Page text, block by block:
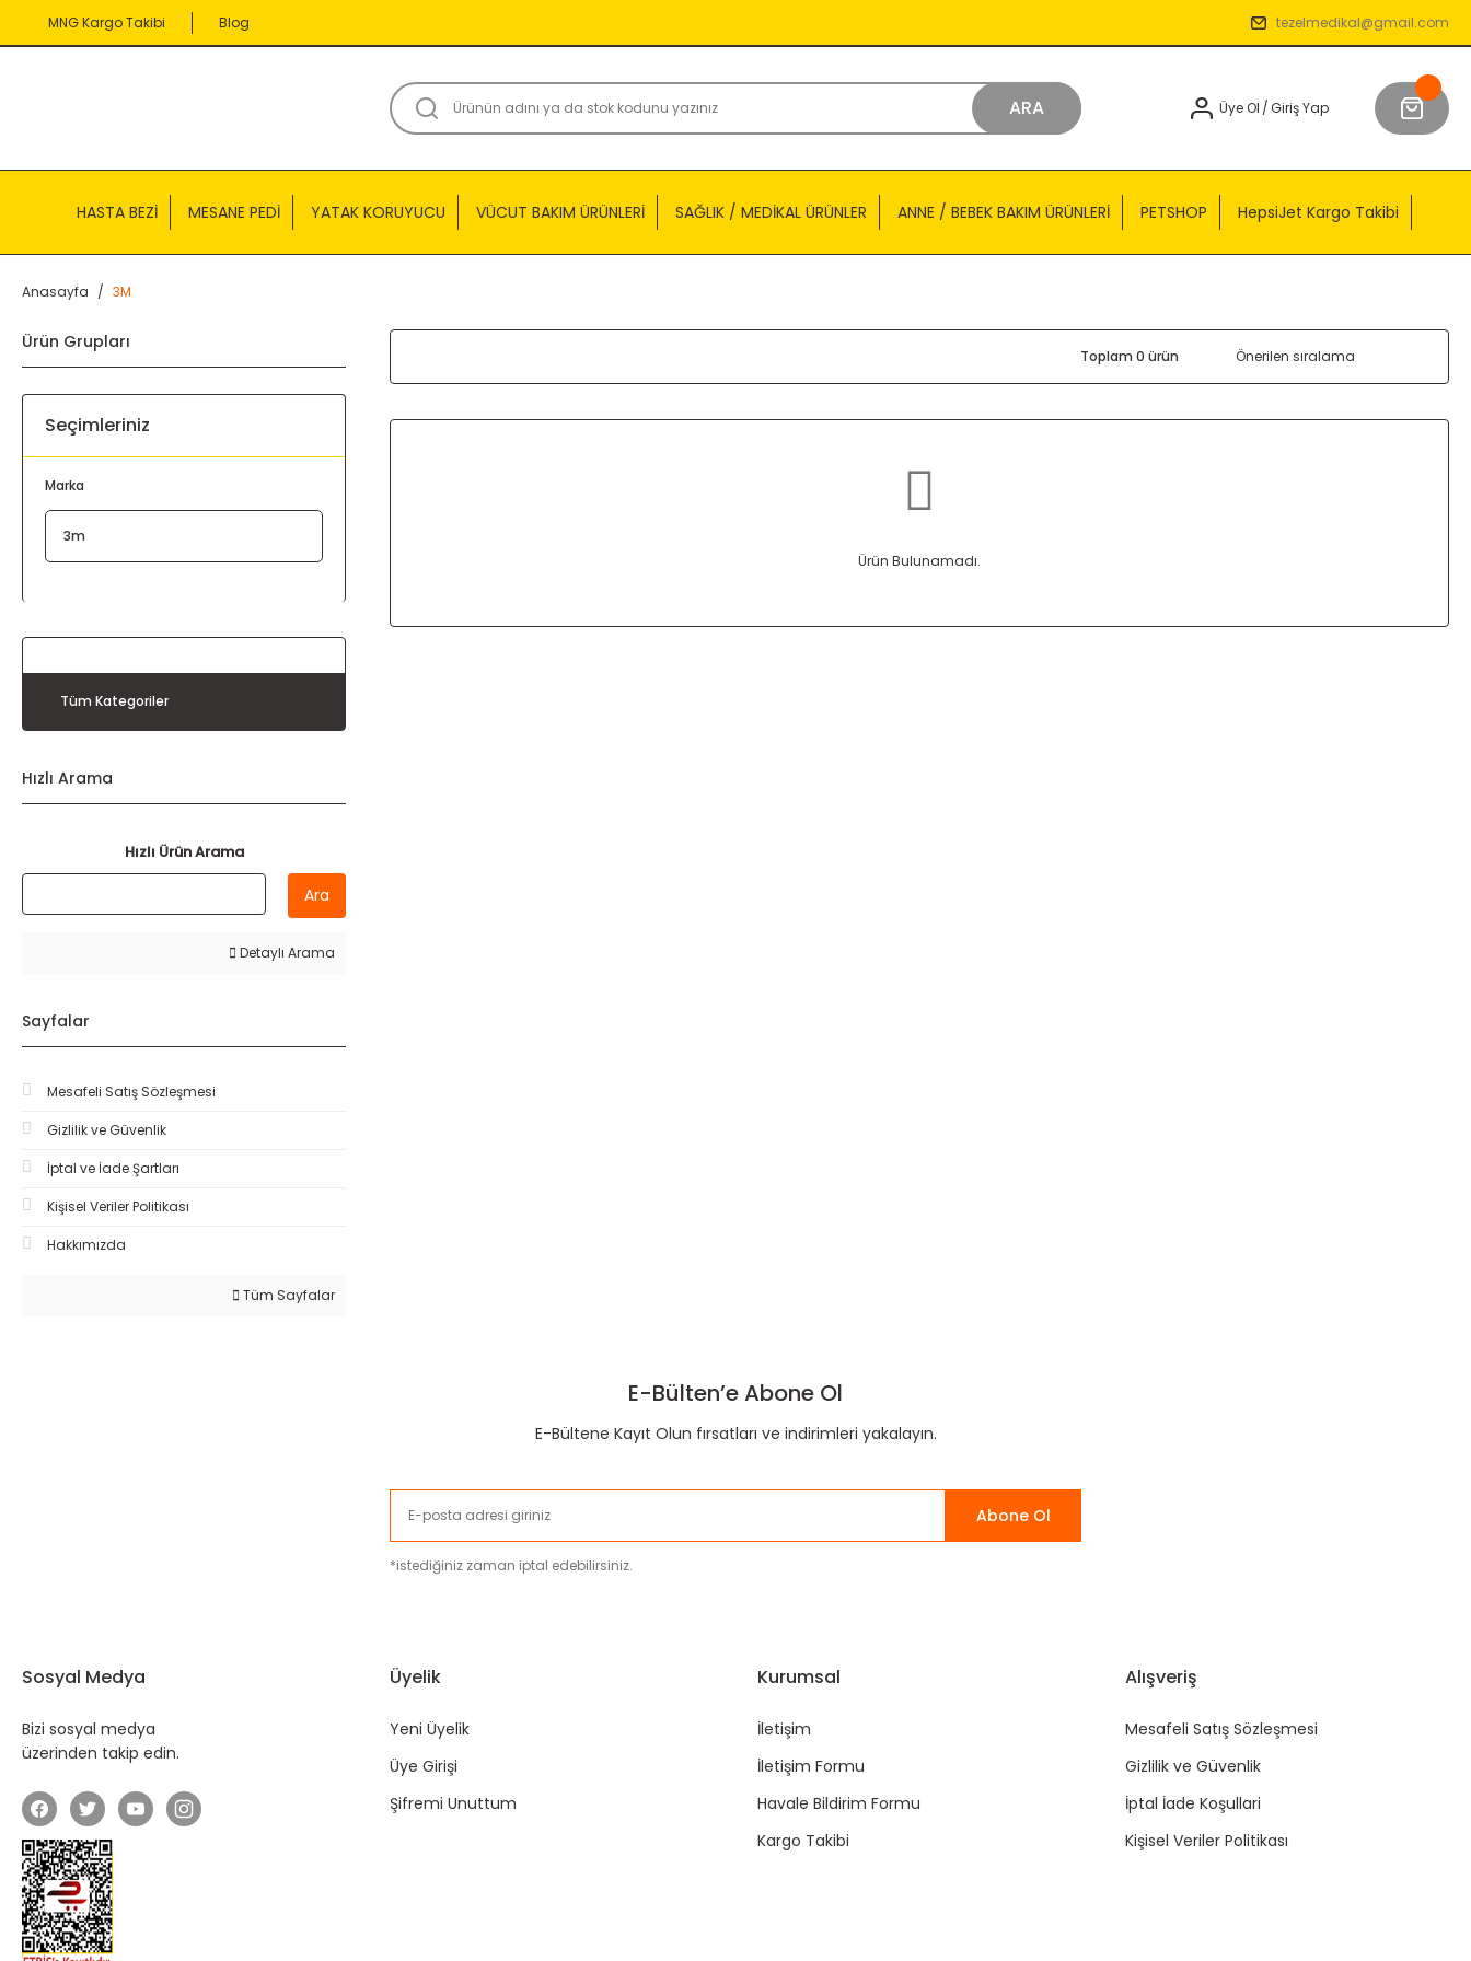
MNG Kargo Takibi Blog tezelmedikal@gmail.com
ARA Üye Ol /Giriş Yap
HASTA BEZİ MESANE PEDİ YATAK KORUYUCU VÜCUT BAKIM ÜRÜNLERİ SAĞLIK / MEDİKAL ÜRÜNLER ANNE / BEBEK BAKIM ÜRÜNLERİ PETSHOP HepsiJet Kargo Takibi
Anasayfa 3M
Ürün Grupları
Seçimleriniz
Marka
3m
Tüm Kategoriler
Hızlı Arama
Hızlı Ürün Arama
Ara
Detaylı Arama
Sayfalar
Mesafeli Satış Sözleşmesi
Gizlilik ve Güvenlik
İptal ve İade Şartları
Kişisel Veriler Politikası
Hakkımızda
Tüm Sayfalar
Toplam 0 ürün
Ürün Bulunamadı.
E-Bülten’e Abone Ol
E-Bültene Kayıt Olun fırsatları ve indirimleri yakalayın.
Abone Ol
*istediğiniz zaman iptal edebilirsiniz.
Sosyal Medya
Bizi sosyal medya
üzerinden takip edin.
Üyelik
Yeni Üyelik
Üye Girişi
Şifremi Unuttum
Kurumsal
İletişim
İletişim Formu
Havale Bildirim Formu
Kargo Takibi
Alışveriş
Mesafeli Satış Sözleşmesi
Gizlilik ve Güvenlik
İptal İade Koşullari
Kişisel Veriler Politikası